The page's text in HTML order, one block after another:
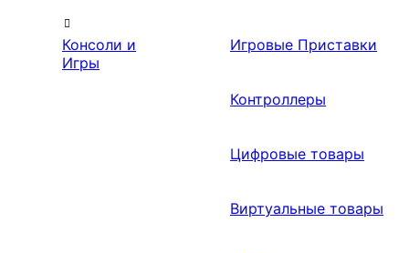
Консоли и
Игры
Игровые Приставки
Контроллеры
Цифровые товары
Виртуальные товары